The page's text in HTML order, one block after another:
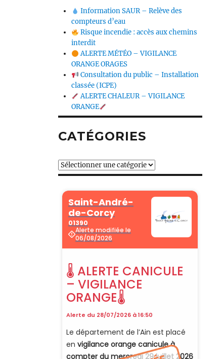
Information SAUR – Relève des
compteurs d’eau
Risque incendie : accès aux chemins
interdit
ALERTE MÉTÉO – VIGILANCE
ORANGE ORAGES
Consultation du public – Installation
classée (ICPE)
ALERTE CHALEUR – VIGILANCE
ORANGE
CATÉGORIES
Catégories